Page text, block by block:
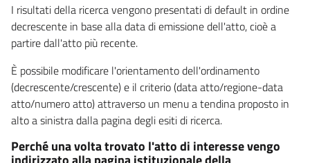
I risultati della ricerca vengono presentati di default in ordine
decrescente in base alla data di emissione dell'atto, cioè a
partire dall'atto più recente.
È possibile modificare l'orientamento dell'ordinamento
(decrescente/crescente) e il criterio (data atto/regione-data
atto/numero atto) attraverso un menu a tendina proposto in
alto a sinistra dalla pagina degli esiti di ricerca.
Perché una volta trovato l'atto di interesse vengo